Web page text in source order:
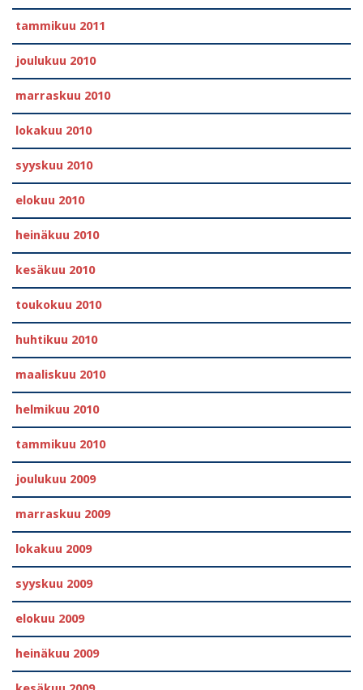
tammikuu 2011
joulukuu 2010
marraskuu 2010
lokakuu 2010
syyskuu 2010
elokuu 2010
heinäkuu 2010
kesäkuu 2010
toukokuu 2010
huhtikuu 2010
maaliskuu 2010
helmikuu 2010
tammikuu 2010
joulukuu 2009
marraskuu 2009
lokakuu 2009
syyskuu 2009
elokuu 2009
heinäkuu 2009